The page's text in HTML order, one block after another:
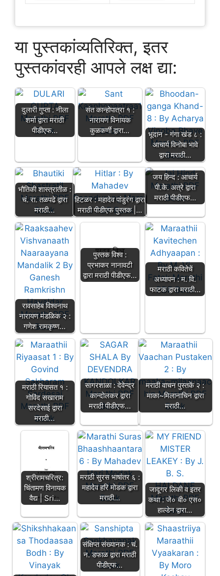
या पुस्तकांव्यतिरिक्त, इतर
पुस्तकांवरही आपले लक्ष द्या:
दुलारी गुप्ता : नीला
शर्मा द्वारा मराठी
पीडीएफ…
संत कान्होपात्रा १ :
नारायण विनायक
कुळकर्णी द्वारा…
भूदान - गंगा खंड ८ :
आचार्य विनोबा भावे
द्वारा मराठी…
भौतिकी शास्त्रातीळ :
चं. रा. तळपढे द्वारा
मराठी…
हिटळर : महादेव पांडुरंग द्वारा
मराठी पीडीएफ पुस्तक |…
जय हिन्द : आचार्य
पी.के. अत्रे द्वारा
मराठी पीडीएफ…
रावसाहेब विश्वनाथ
नारायण मंडळिक २ :
गणेश रामकृष्ण…
पुस्तक विश्व :
प्रभाकर नानावटी
द्वारा मराठी पीडीएफ…
मराठी कवितेचें
अध्यापन : म. वि.
फाटक द्वारा मराठी…
मराठी रियासत १ :
गोविंद सखाराम
सरदेसाई द्वारा
मराठी…
सागरशाळा : देवेन्द्र
कान्दोलकर द्वारा
मराठी पीडीएफ…
मराठी वाचन पुस्तकें २ :
माका~मिलानाचिन द्वारा
मराठी…
श्रीरामचरित्र:
चिंतामण विनायक
वैद्य | Sri…
मराठी सुरस भाषांतर ६ :
महादेव हरि मोडक द्वारा
मराठी…
जादूगर लिकी व इतर
कथा : जे० बी० एस०
हाल्डेन द्वारा…
संक्षिप्त संख्यानक : चं.
न. डफाळ द्वारा मराठी
पीडीएफ…